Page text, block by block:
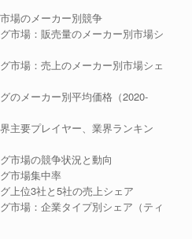
場のメーカー別競争
市場：販売量のメーカー別市場シ
市場：売上のメーカー別市場シェ
のメーカー別平均価格（2020-
主要プレイヤー、業界ランキン
市場の競争状況と動向
市場集中率
上位3社と5社の売上シェア
市場：企業タイプ別シェア（ティ